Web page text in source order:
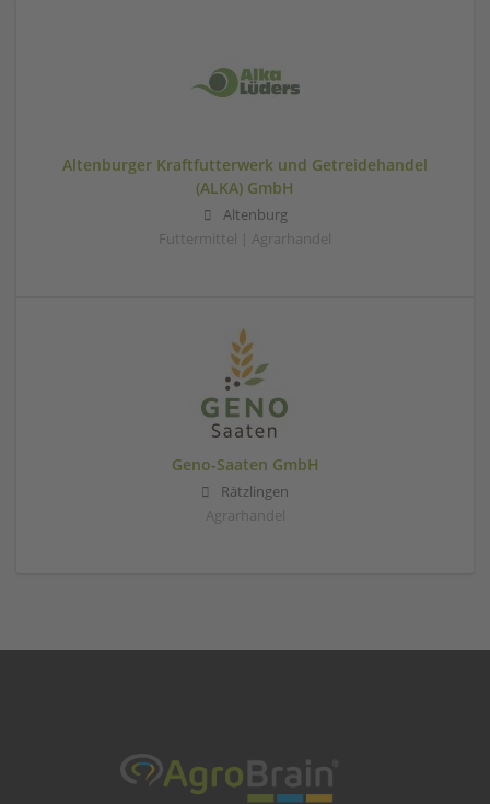
Altenburger Kraftfutterwerk und Getreidehandel
(ALKA) GmbH
Altenburg
Futtermittel | Agrarhandel
Geno-Saaten GmbH
Rätzlingen
Agrarhandel